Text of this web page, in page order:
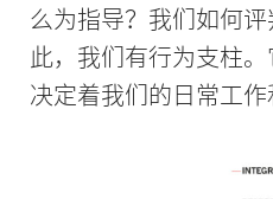
么为指导？我们如何
此，我们有行为支柱。
决定着我们的日常工作